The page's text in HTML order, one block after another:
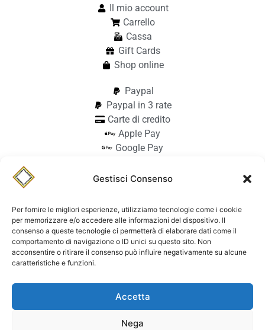
Gestisci Consenso
Per fornire le migliori esperienze, utilizziamo tecnologie come i cookie
per memorizzare e/o accedere alle informazioni del dispositivo. Il
consenso a queste tecnologie ci permetterà di elaborare dati come il
comportamento di navigazione o ID unici su questo sito. Non
acconsentire o ritirare il consenso può influire negativamente su alcune
caratteristiche e funzioni.
Accetta
Nega
Il mio account
Carrello
Cassa
Gift Cards
Shop online
Paypal
Paypal in 3 rate
Carte di credito
Apple Pay
Google Pay
Pagamento alla consegna
StilmodeMaiocchi
© Stilmode Maiocchi 2026 | P.iva
01942740182
Termini e condizioni e coolie policy
Dichiarazione di accessibilità